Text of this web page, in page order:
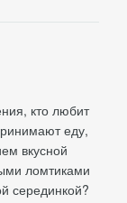
кто любит
еду,
вкусной
ломтиками
серединкой?